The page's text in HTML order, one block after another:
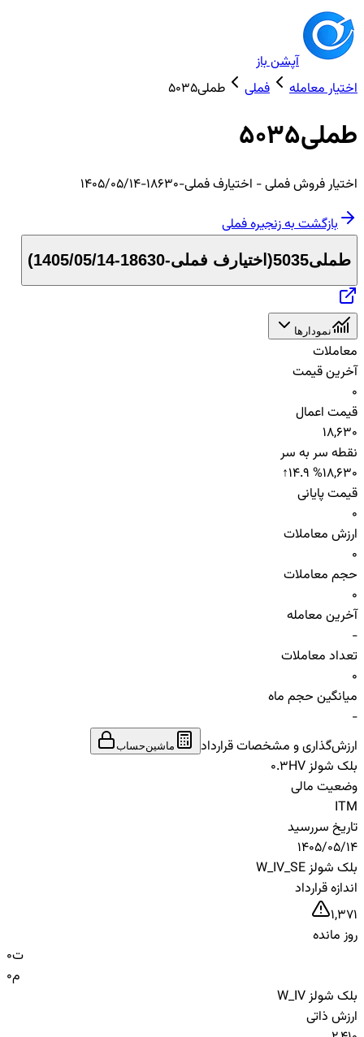
آپشن باز
اختیار معامله
فملی طملی5035
طملی5035
اختیارفروشفملی- اختیارف فملی-18630-1405/05/14
بازگشت به زنجیرهفملی
طملی5035 ( اختیارف فملی-18630-1405/05/14 )
نمودارها
معاملات
آخرین قیمت
0
قیمت اعمال
18,630
نقطه سر به سر
18,630
↑14.9 %
قیمت پایانی
0
ارزش معاملات
0
حجم معاملات
0
آخرین معامله
-
تعداد معاملات
0
میانگین حجم ماه
-
ارزش‌گذاری و مشخصات قرارداد
ماشین‌حساب
بلک شولز HV
0.3
وضعیت مالی
ITM
تاریخ سررسید
1405/05/14
بلک شولز W_IV_SE
اندازه قرارداد
1,371
روز مانده
0ت
0م
بلک شولز W_IV
ارزش ذاتی